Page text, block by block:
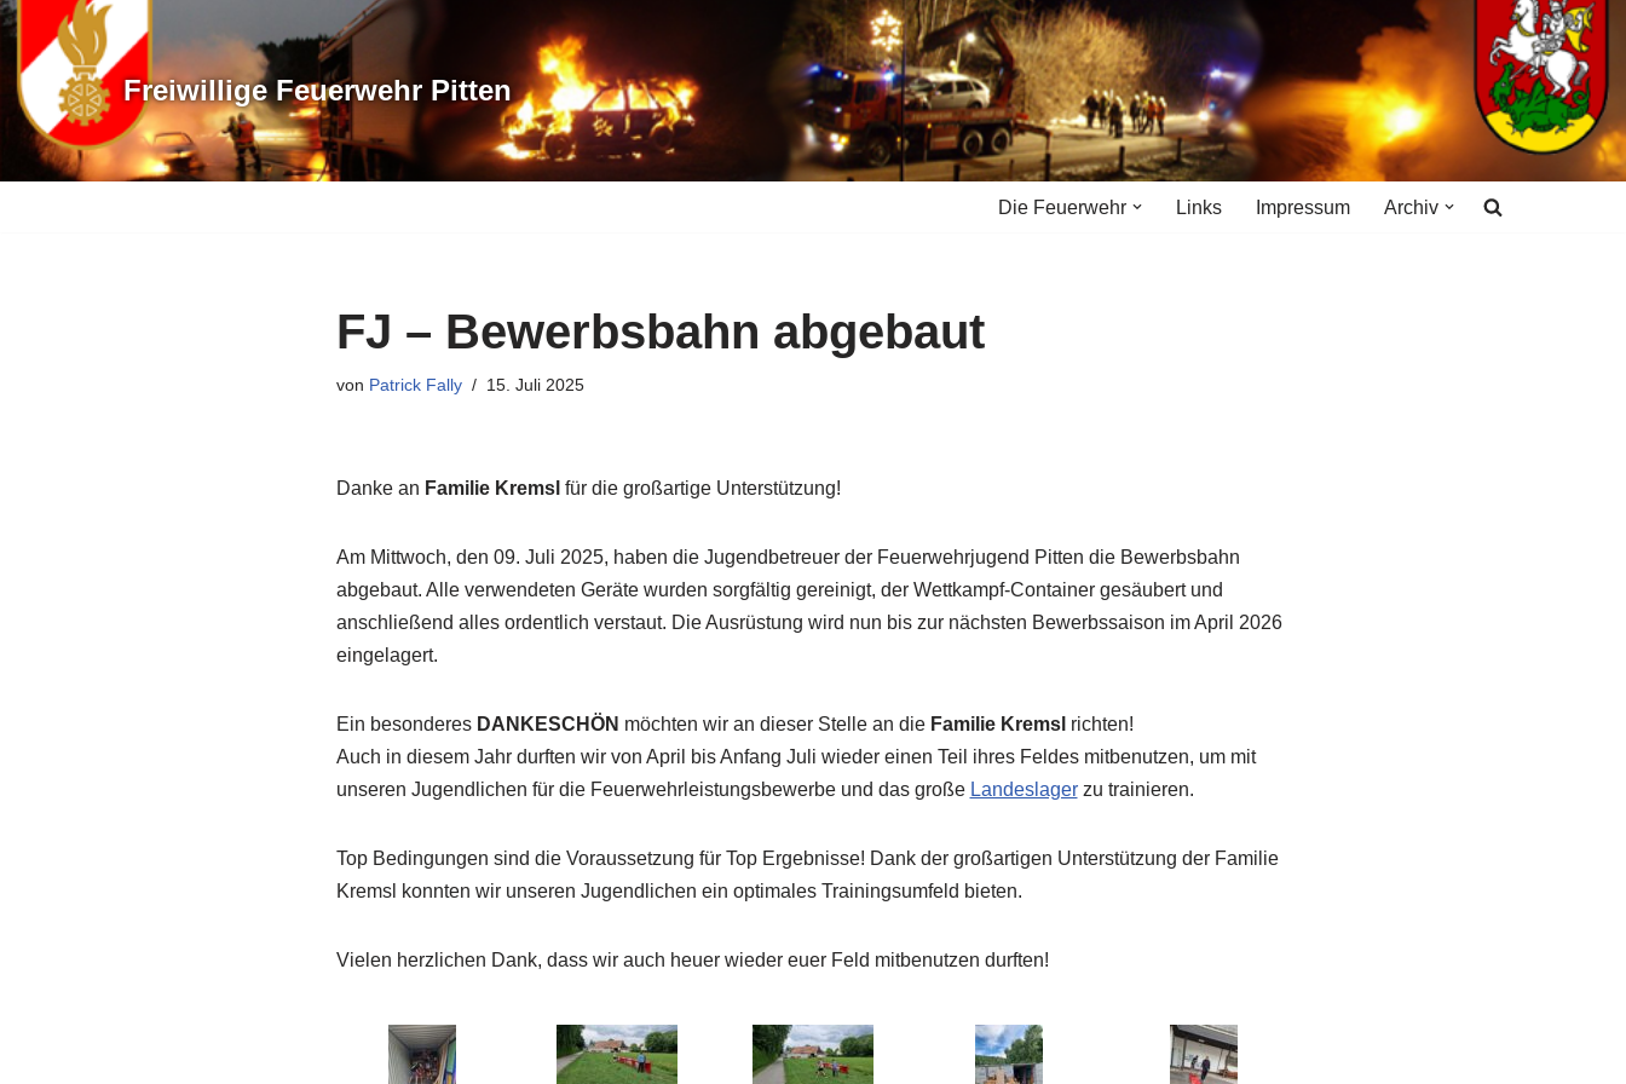
Zum
Inhalt
springen
Freiwillige Feuerwehr Pitten
Die Feuerwehr Links Impressum Archiv
FJ – Bewerbsbahn abgebaut
von Patrick Fally 15. Juli 2025
Danke an Familie Kremsl für die großartige Unterstützung!
Am Mittwoch, den 09. Juli 2025, haben die Jugendbetreuer der Feuerwehrjugend Pitten die Bewerbsbahn
abgebaut. Alle verwendeten Geräte wurden sorgfältig gereinigt, der Wettkampf-Container gesäubert und
anschließend alles ordentlich verstaut. Die Ausrüstung wird nun bis zur nächsten Bewerbssaison im April 2026
eingelagert.
Ein besonderes DANKESCHÖN möchten wir an dieser Stelle an die Familie Kremsl richten!
Auch in diesem Jahr durften wir von April bis Anfang Juli wieder einen Teil ihres Feldes mitbenutzen, um mit
unseren Jugendlichen für die Feuerwehrleistungsbewerbe und das große Landeslagerzu trainieren.
Top Bedingungen sind die Voraussetzung für Top Ergebnisse! Dank der großartigen Unterstützung der Familie
Kremsl konnten wir unseren Jugendlichen ein optimales Trainingsumfeld bieten.
Vielen herzlichen Dank, dass wir auch heuer wieder euer Feld mitbenutzen durften!